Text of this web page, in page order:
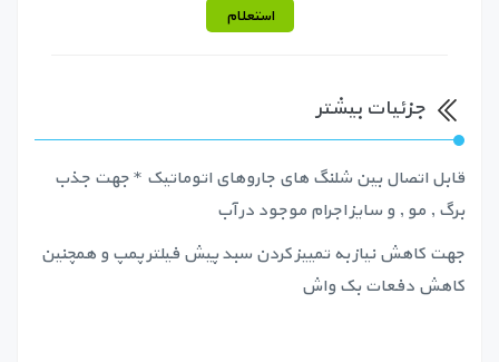
استعلام
جزئیات بیشتر
قابل اتصال بین شلنگ های جاروهای اتوماتیک * جهت جذب
برگ , مو , و سایز اجرام موجود در آب
جهت کاهش نیاز به تمییز کردن سبد پیش فیلتر پمپ و همچنین
کاهش دفعات بک واش